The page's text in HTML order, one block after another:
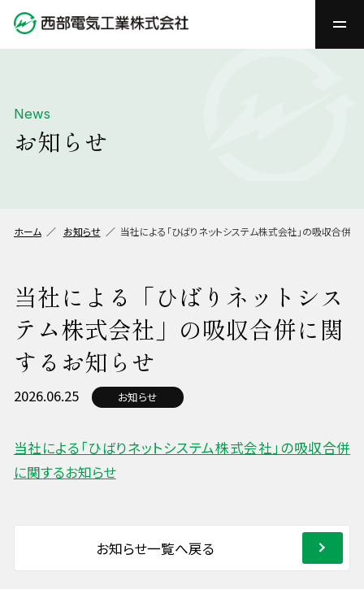
お知らせ
News
ホーム お知らせ 当社による「ひばりネットシステム株式会社」の吸収合併
当社による「ひばりネットシス
テム株式会社」の吸収合併に関
するお知らせ
2026.06.25 お知らせ
当社による「ひばりネットシステム株式会社」の吸収合併
に関するお知らせ
お知らせ一覧へ戻る